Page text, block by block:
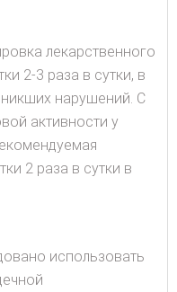
лекарственного
2-3 раза в сутки, в
нарушений. С
активности у
2 раза в сутки в
использовать